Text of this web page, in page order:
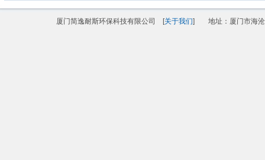
厦门简逸耐斯环保科技有限公司 [关于我们] 地址：厦门市海